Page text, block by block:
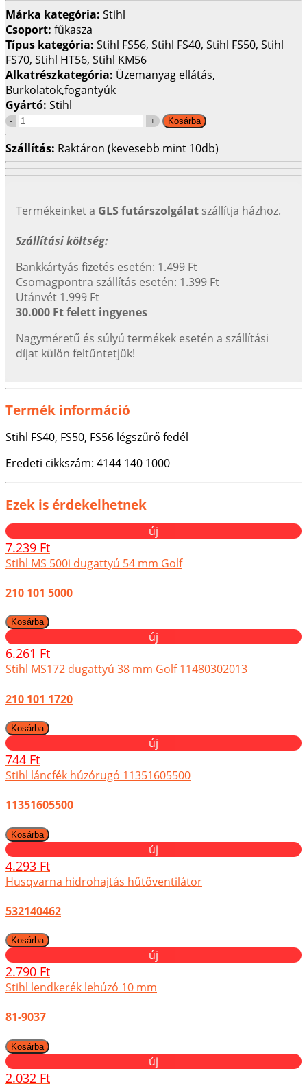
Márka kategória: Stihl
Csoport: fűkasza
Típus kategória: Stihl FS56, Stihl FS40, Stihl FS50, Stihl
FS70, Stihl HT56, Stihl KM56
Alkatrészkategória: Üzemanyag ellátás,
Burkolatok,fogantyúk
Gyártó: Stihl
Szállítás: Raktáron (kevesebb mint 10db)
Termékeinket a GLS futárszolgálat szállítja házhoz.
Szállítási költség:
Bankkártyás fizetés esetén: 1.499 Ft
Csomagpontra szállítás esetén: 1.399 Ft
Utánvét 1.999 Ft
30.000 Ft felett ingyenes
Nagyméretű és súlyú termékek esetén a szállítási
díjat külön feltűntetjük!
Termék információ
Stihl FS40, FS50, FS56 légszűrő fedél
Eredeti cikkszám: 4144 140 1000
Ezek is érdekelhetnek
új
7.239 Ft
Stihl MS 500i dugattyú 54 mm Golf
210 101 5000
új
6.261 Ft
Stihl MS172 dugattyú 38 mm Golf 11480302013
210 101 1720
új
744 Ft
Stihl láncfék húzórugó 11351605500
11351605500
új
4.293 Ft
Husqvarna hidrohajtás hűtőventilátor
532140462
új
2.790 Ft
Stihl lendkerék lehúzó 10 mm
81-9037
új
2.032 Ft